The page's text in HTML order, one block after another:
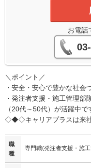
お電話
＼ポイント／
・安全・安心で豊かな社会
・発注者支援・施工管理部
（20代～50代）が活躍中で
◇◆◇キャリアプラスは来
職
種
専門職(発注者支援・施